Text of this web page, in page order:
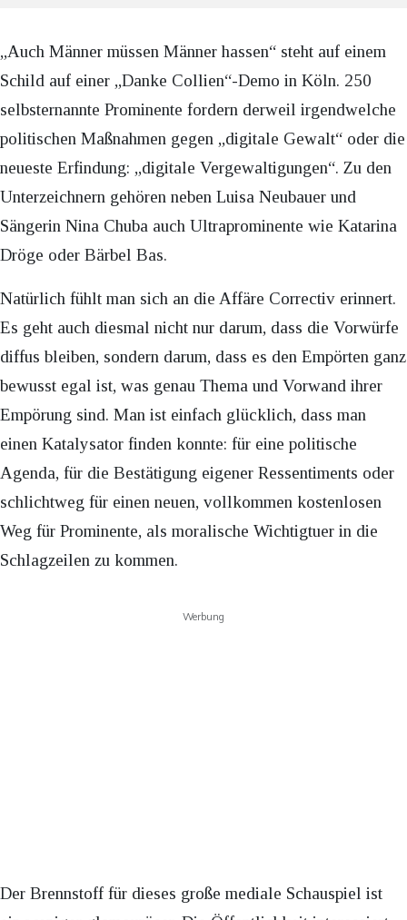
„Auch Männer müssen Männer hassen“ steht auf einem
Schild auf einer „Danke Collien“-Demo in Köln. 250
selbsternannte Prominente fordern derweil irgendwelche
politischen Maßnahmen gegen „digitale Gewalt“ oder die
neueste Erfindung: „digitale Vergewaltigungen“. Zu den
Unterzeichnern gehören neben Luisa Neubauer und
Sängerin Nina Chuba auch Ultraprominente wie Katarina
Dröge oder Bärbel Bas.
Natürlich fühlt man sich an die Affäre Correctiv erinnert.
Es geht auch diesmal nicht nur darum, dass die Vorwürfe
diffus bleiben, sondern darum, dass es den Empörten ganz
bewusst egal ist, was genau Thema und Vorwand ihrer
Empörung sind. Man ist einfach glücklich, dass man
einen Katalysator finden konnte: für eine politische
Agenda, für die Bestätigung eigener Ressentiments oder
schlichtweg für einen neuen, vollkommen kostenlosen
Weg für Prominente, als moralische Wichtigtuer in die
Schlagzeilen zu kommen.
Werbung
Der Brennstoff für dieses große mediale Schauspiel ist